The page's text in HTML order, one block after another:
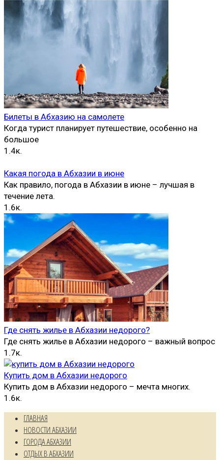
Билеты в Абхазию на самолете
Когда турист планирует путешествие, особенно на
большое
1.4к.
Какая погода в Абхазии в июне
Как правило, погода в Абхазии в июне – лучшая в
течение лета.
1.6к.
Где снять жилье в Абхазии недорого?
Где снять жилье в Абхазии недорого – важный вопрос
1.7к.
Купить дом в Абхазии недорого
Купить дом в Абхазии недорого – мечта многих.
1.6к.
ГЛАВНАЯ
НОВОСТИ АБХАЗИИ
ГОРОДА АБХАЗИИ
ОТДЫХ В АБХАЗИИ